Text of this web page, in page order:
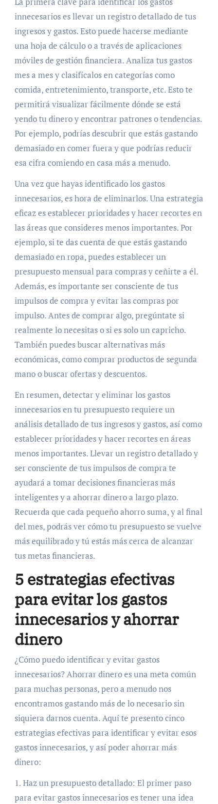
innecesarios es llevar un registro detallado de tus
ingresos y gastos. Esto puede hacerse mediante
una hoja de cálculo o a través de aplicaciones
móviles de gestión financiera. Analiza tus gastos
mes a mes y clasifícalos en categorías como
comida, entretenimiento, transporte, etc. Esto te
permitirá visualizar fácilmente dónde se está
yendo tu dinero y encontrar patrones o tendencias.
Por ejemplo, podrías descubrir que estás gastando
demasiado en comer fuera y que podrías reducir
esa cifra comiendo en casa más a menudo.
Una vez que hayas identificado los gastos
innecesarios, es hora de eliminarlos. Una estrategia
eficaz es establecer prioridades y hacer recortes en
las áreas que consideres menos importantes. Por
ejemplo, si te das cuenta de que estás gastando
demasiado en ropa, puedes establecer un
presupuesto mensual para compras y ceñirte a él.
Además, es importante ser consciente de tus
impulsos de compra y evitar las compras por
impulso. Antes de comprar algo, pregúntate si
realmente lo necesitas o si es solo un capricho.
También puedes buscar alternativas más
económicas, como comprar productos de segunda
mano o buscar ofertas y descuentos.
En resumen, detectar y eliminar los gastos
innecesarios en tu presupuesto requiere un
análisis detallado de tus ingresos y gastos, así como
establecer prioridades y hacer recortes en áreas
menos importantes. Llevar un registro detallado y
ser consciente de tus impulsos de compra te
ayudará a tomar decisiones financieras más
inteligentes y a ahorrar dinero a largo plazo.
Recuerda que cada pequeño ahorro suma, y al final
del mes, podrás ver cómo tu presupuesto se vuelve
más equilibrado y tú estás más cerca de alcanzar
tus metas financieras.
5 estrategias efectivas
para evitar los gastos
innecesarios y ahorrar
dinero
¿Cómo puedo identificar y evitar gastos
innecesarios? Ahorrar dinero es una meta común
para muchas personas, pero a menudo nos
encontramos gastando más de lo necesario sin
siquiera darnos cuenta. Aquí te presento cinco
estrategias efectivas para identificar y evitar esos
gastos innecesarios, y así poder ahorrar más
dinero:
1. Haz un presupuesto detallado: El primer paso
para evitar gastos innecesarios es tener una idea